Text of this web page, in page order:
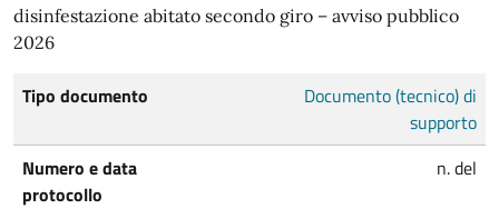
disinfestazione abitato secondo giro – avviso pubblico
2026
Tipo documento
Documento (tecnico) di
supporto
Numero e data
protocollo
n. del